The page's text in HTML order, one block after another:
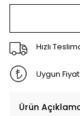
Hızlı
Uygun
Ürün